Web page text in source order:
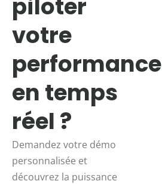
piloter
votre
performance
en temps
réel ?
Demandez votre démo
personnalisée et
découvrez la puissance